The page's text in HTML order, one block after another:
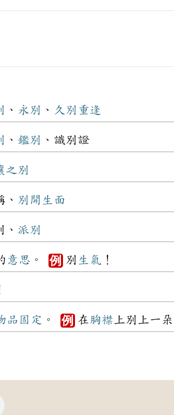
、 永別 、 久別 重逢
、 鑑別 、識別證
之別
、 別開生面
、 派別
意思 。 例 別 生氣 ！
品 固定 。 例 在胸襟 上別上一朵